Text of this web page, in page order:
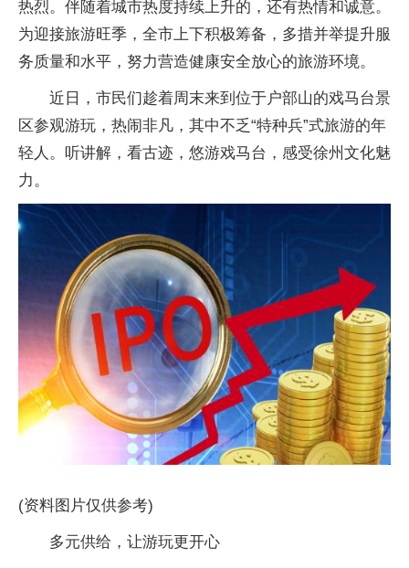
热烈。伴随着城市热度持续上升的，还有热情和诚意。
为迎接旅游旺季，全市上下积极筹备，多措并举提升服
务质量和水平，努力营造健康安全放心的旅游环境。
近日，市民们趁着周末来到位于户部山的戏马台景
区参观游玩，热闹非凡，其中不乏“特种兵”式旅游的年
轻人。听讲解，看古迹，悠游戏马台，感受徐州文化魅
力。
(资料图片仅供参考)
多元供给，让游玩更开心